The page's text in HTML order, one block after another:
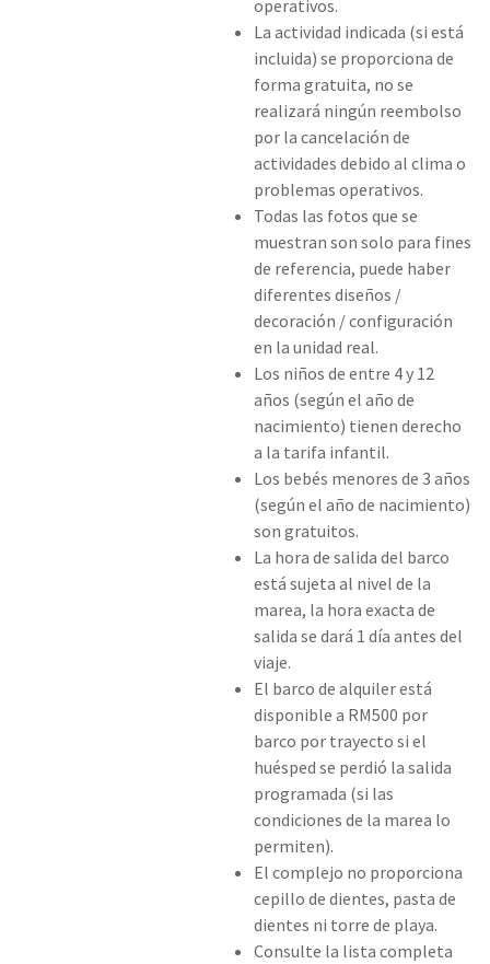
operativos.
La actividad indicada (si está
incluida) se proporciona de
forma gratuita, no se
realizará ningún reembolso
por la cancelación de
actividades debido al clima o
problemas operativos.
Todas las fotos que se
muestran son solo para fines
de referencia, puede haber
diferentes diseños /
decoración / configuración
en la unidad real.
Los niños de entre 4 y 12
años (según el año de
nacimiento) tienen derecho
a la tarifa infantil.
Los bebés menores de 3 años
(según el año de nacimiento)
son gratuitos.
La hora de salida del barco
está sujeta al nivel de la
marea, la hora exacta de
salida se dará 1 día antes del
viaje.
El barco de alquiler está
disponible a RM500 por
barco por trayecto si el
huésped se perdió la salida
programada (si las
condiciones de la marea lo
permiten).
El complejo no proporciona
cepillo de dientes, pasta de
dientes ni torre de playa.
Consulte la lista completa